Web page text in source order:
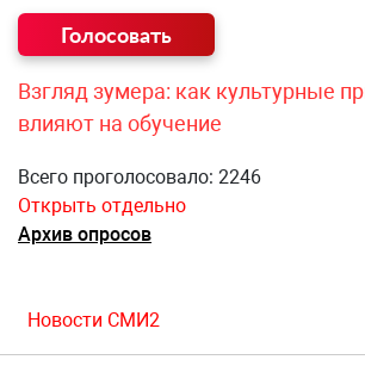
Взгляд зумера: как культурные
влияют на обучение
Всего проголосовало: 2246
Открыть отдельно
Архив опросов
Новости СМИ2